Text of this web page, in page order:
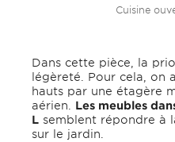
Cuisine
Dans cette pièce, la
légèreté. Pour cela, on
hauts par une étagère
aérien. Les meubles
L semblent répondre à
sur le jardin.